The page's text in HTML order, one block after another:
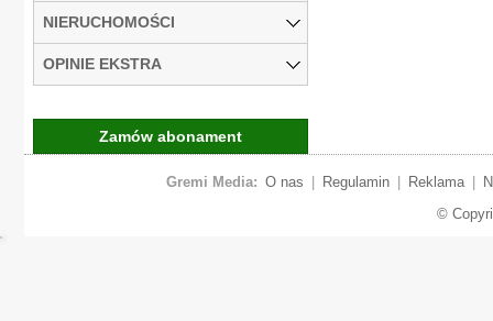
NIERUCHOMOŚCI
OPINIE EKSTRA
Zamów abonament
Gremi Media: O nas Regulamin Reklama
©